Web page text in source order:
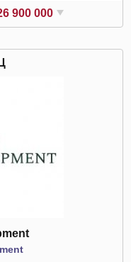
900 000